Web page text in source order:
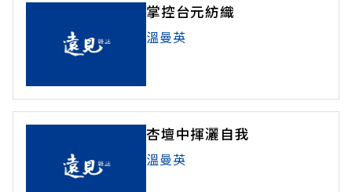
掌控台元紡織
溫曼英
杏壇中揮灑自我
溫曼英